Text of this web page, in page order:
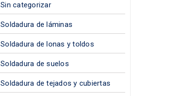
Sin categorizar
Soldadura de láminas
Soldadura de lonas y toldos
Soldadura de suelos
Soldadura de tejados y cubiertas